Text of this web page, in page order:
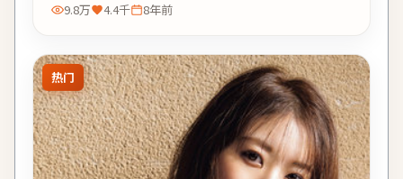
9.8万 4.4千 8年前
热门